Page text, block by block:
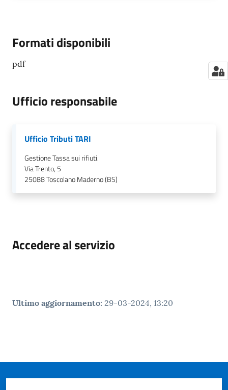
Formati disponibili
pdf
Ufficio responsabile
Ufficio Tributi TARI
Gestione Tassa sui rifiuti.
Via Trento, 5
25088Toscolano Maderno (BS)
Accedere al servizio
Ultimo aggiornamento: 29-03-2024, 13:20